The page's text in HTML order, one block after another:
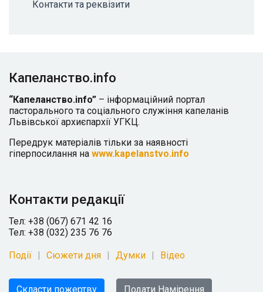
Контакти та реквізити
Капеланство.info
“Капеланство.info” – інформаційний портал
пасторального та соціального служіння капеланів
Львівської архиєпархії УГКЦ.
Передрук матеріалів тільки за наявності
гіперпосилання на www.kapelanstvo.info
Контакти редакції
Тел: +38 (067) 671 42 16
Тел: +38 (032) 235 76 76
Події Сюжети дня Думки Відео
Скласти пожертву Подати Намірення